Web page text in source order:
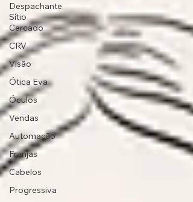
Despachante
Sítio
Cercado
CRV
Visão
Ótica Eva
Óculos
Vendas
Automação
Franjas
Cabelos
Progressiva